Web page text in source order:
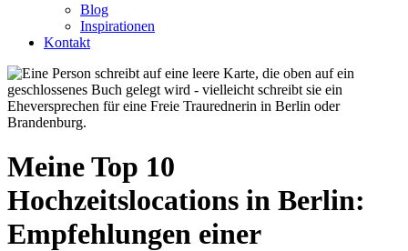
Blog
Inspirationen
Kontakt
Meine Top 10
Hochzeitslocations in Berlin:
Empfehlungen einer